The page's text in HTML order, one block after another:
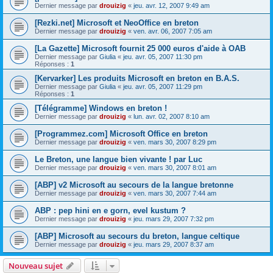
Dernier message par drouizig « jeu. avr. 12, 2007 9:49 am
[Rezki.net] Microsoft et NeoOffice en breton
Dernier message par drouizig « ven. avr. 06, 2007 7:05 am
[La Gazette] Microsoft fournit 25 000 euros d'aide à OAB
Dernier message par Giulia « jeu. avr. 05, 2007 11:30 pm
Réponses : 1
[Kervarker] Les produits Microsoft en breton en B.A.S.
Dernier message par Giulia « jeu. avr. 05, 2007 11:29 pm
Réponses : 1
[Télégramme] Windows en breton !
Dernier message par drouizig « lun. avr. 02, 2007 8:10 am
[Programmez.com] Microsoft Office en breton
Dernier message par drouizig « ven. mars 30, 2007 8:29 pm
Le Breton, une langue bien vivante ! par Luc
Dernier message par drouizig « ven. mars 30, 2007 8:01 am
[ABP] v2 Microsoft au secours de la langue bretonne
Dernier message par drouizig « ven. mars 30, 2007 7:44 am
ABP : pep hini en e gorn, evel kustum ?
Dernier message par drouizig « jeu. mars 29, 2007 7:32 pm
[ABP] Microsoft au secours du breton, langue celtique
Dernier message par drouizig « jeu. mars 29, 2007 8:37 am
Nouveau sujet